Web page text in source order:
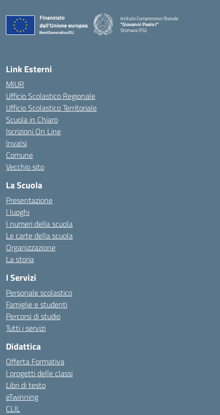
Istituto Comprensivo Statale
"Giovanni Paolo I"
Stornara (FG)
Link Esterni
MIUR
Ufficio Scolastico Regionale
Ufficio Scolastico Territoriale
Scuola in Chiaro
Iscrizioni On Line
Invalsi
Comune
Vecchio sito
La Scuola
Presentazione
I luoghi
I numeri della scuola
Le carte della scuola
Organizzazione
La storia
I Servizi
Personale scolastico
Famiglie e studenti
Percorsi di studio
Tutti i servizi
Didattica
Offerta Formativa
I progetti delle classi
Libri di testo
eTwinning
CLIL